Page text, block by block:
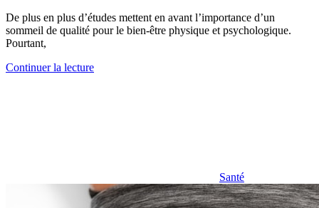
De plus en plus d’études mettent en avant l’importance d’un
sommeil de qualité pour le bien-être physique et psychologique.
Pourtant,
Continuer la lecture
Santé